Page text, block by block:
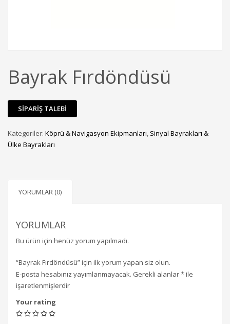
Bayrak Fırdöndüsü
Kategoriler: Köprü & Navigasyon Ekipmanları, Sinyal Bayrakları &
Ülke Bayrakları
YORUMLAR (0)
YORUMLAR
Bu ürün için henüz yorum yapılmadı.
“Bayrak Fırdöndüsü” için ilk yorum yapan siz olun.
E-posta hesabınız yayımlanmayacak. Gerekli alanlar*ile
işaretlenmişlerdir
Your rating